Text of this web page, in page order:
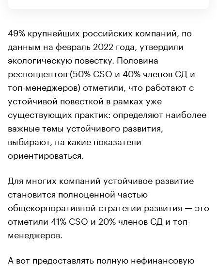
49% крупнейших российских компаний, по
данным на февраль 2022 года, утвердили
экологическую повестку. Половина
респондентов (50% CSO и 40% членов СД и
топ-менеджеров) отметили, что работают с
устойчивой повесткой в рамках уже
существующих практик: определяют наиболее
важные темы устойчивого развития,
выбирают, на какие показатели
ориентироваться.
Для многих компаний устойчивое развитие
становится полноценной частью
общекорпоративной стратегии развития — это
отметили 41% CSO и 20% членов СД и топ-
менеджеров.
А вот предоставлять полную нефинансовую